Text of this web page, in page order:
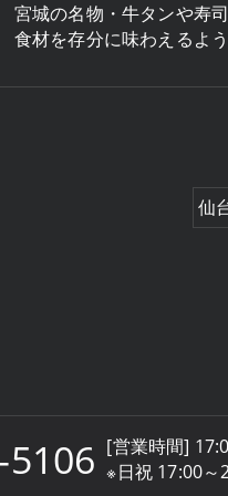
宮城の名物・牛タンや寿
食材を存分に味わえるよ
仙
[営業時間]
※日祝 17:00～